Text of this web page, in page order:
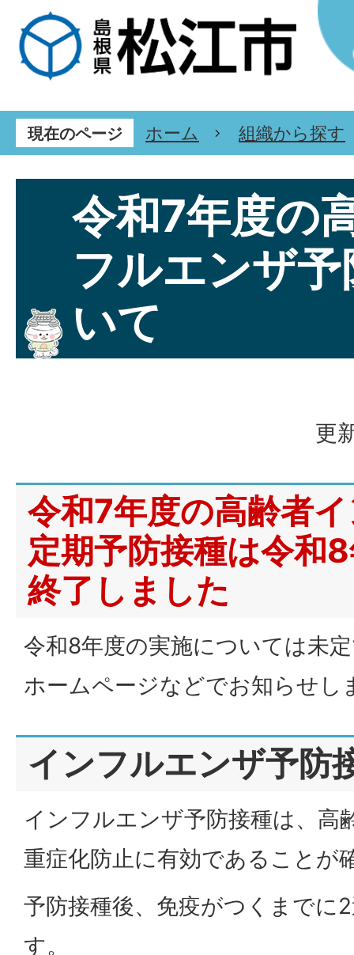
現在のページ ホーム 組織から探す
令和7年度の
フルエンザ
いて
更
令和7年度の高齢者
定期予防接種は令和
終了しました
令和8年度の実施については未
ホームページなどでお知らせし
インフルエンザ予防
インフルエンザ予防接種は、高
重症化防止に有効であることが
予防接種後、免疫がつくまでに
す。